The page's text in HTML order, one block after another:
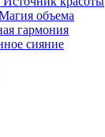
объема
гармония
сияние